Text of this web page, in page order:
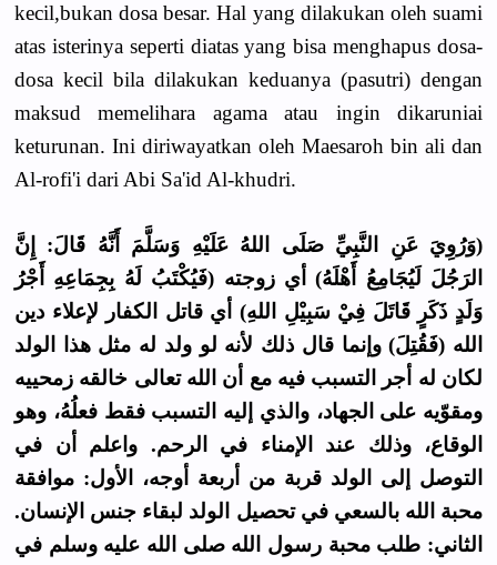
kecil,bukan dosa besar. Hal yang dilakukan oleh suami
atas isterinya seperti diatas yang bisa menghapus dosa-
dosa kecil bila dilakukan keduanya (pasutri) dengan
maksud memelihara agama atau ingin dikaruniai
keturunan. Ini diriwayatkan oleh Maesaroh bin ali dan
Al-rofi'i dari Abi Sa'id Al-khudri.
(وَرُوِيَ عَنِ النَّبِيِّ صَلَى اللهُ عَلَيْهِ وَسَلَّمَ أَنَّهُ قَالَ: إِنَّ
الرَجُلَ لَيُجَامِعُ أَهْلَهُ) أي زوجته (فَيُكْتَبُ لَهُ بِجِمَاعِهِ أَجْرُ
وَلَدٍ ذَكَرٍ قَاتَلَ فِيْ سَبِيْلِ اللهِ) أي قاتل الكفار لإعلاء دين
الله (فَقُتِلَ) وإنما قال ذلك لأنه لو ولد له مثل هذا الولد
لكان له أجر التسبب فيه مع أن الله تعالى خالقه زمحييه
ومقوّيه على الجهاد، والذي إليه التسبب فقط فعلُهُ، وهو
الوقاع، وذلك عند الإمناء في الرحم. واعلم أن في
التوصل إلى الولد قربة من أربعة أوجه، الأول: موافقة
محبة الله بالسعي في تحصيل الولد لبقاء جنس الإنسان.
الثاني: طلب محبة رسول الله صلى الله عليه وسلم في